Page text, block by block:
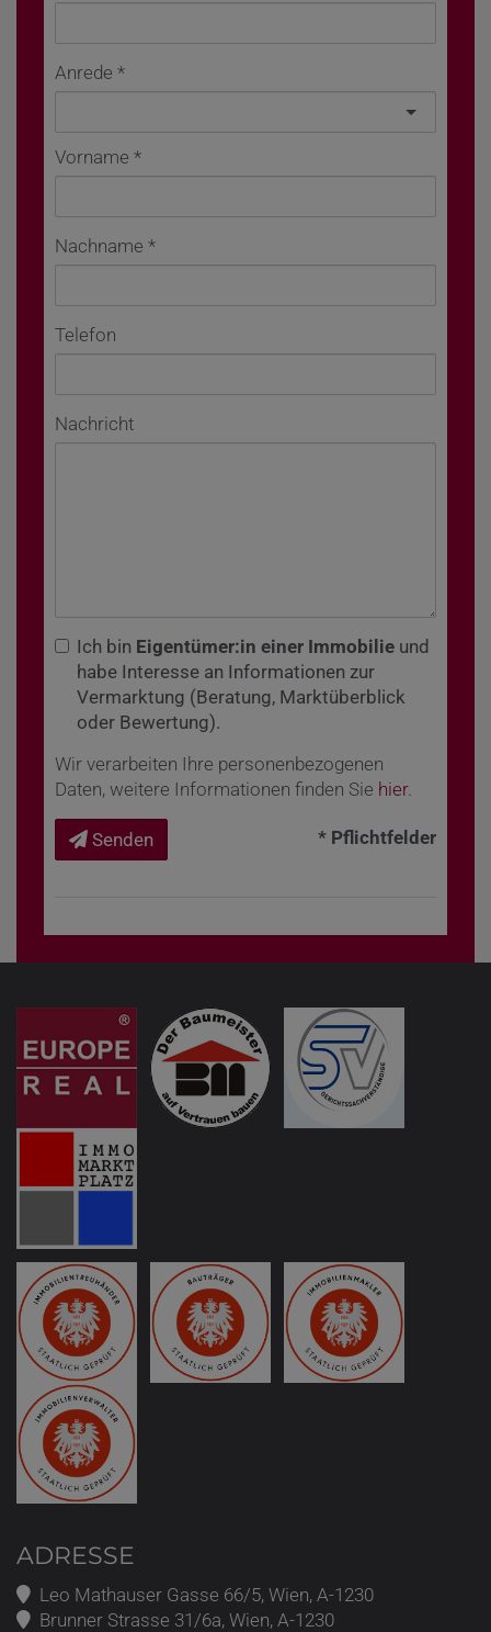
Anrede
Vorname
Nachname
Telefon
Nachricht
Ich bin Eigentümer:in einer Immobilie und
habe Interesse an Informationen zur
Vermarktung (Beratung, Marktüberblick
oder Bewertung).
Wir verarbeiten Ihre personenbezogenen
Daten, weitere Informationen finden Sie hier.
Senden * Pflichtfelder
ADRESSE
Leo Mathauser Gasse 66/5, Wien, A-1230
Brunner Strasse 31/6a, Wien, A-1230